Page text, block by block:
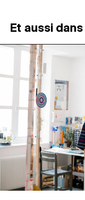
ATELIERS
PROGRAMMATION
MAGAZINE
ESPACES DE
Recherche
Connexion
Et aussi